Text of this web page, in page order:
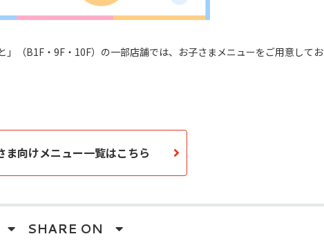
」（B1F・9F・10F）の一部店舗では、お子さまメニューをご用意してお
ま向けメニュー一覧はこちら